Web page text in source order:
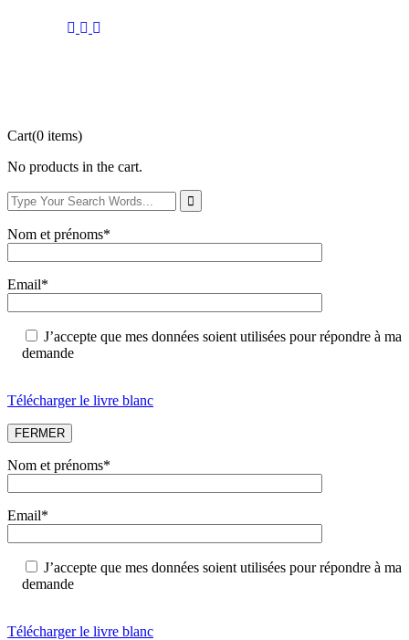
Cart(0 items)
No products in the cart.
Nom et prénoms*
Email*
J’accepte que mes données soient utilisées pour répondre à ma
demande
Télécharger le livre blanc
FERMER
Nom et prénoms*
Email*
J’accepte que mes données soient utilisées pour répondre à ma
demande
Télécharger le livre blanc